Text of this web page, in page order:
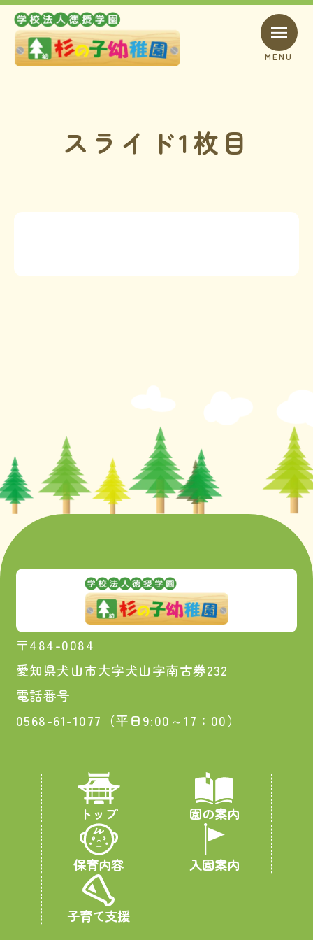
MENU
スライド1枚目
〒484-0084
愛知県犬山市大字犬山字南古券232
電話番号
0568-61-1077（平日9:00～17：00）
トップ 園の案内
保育内容 入園案内
子育て支援